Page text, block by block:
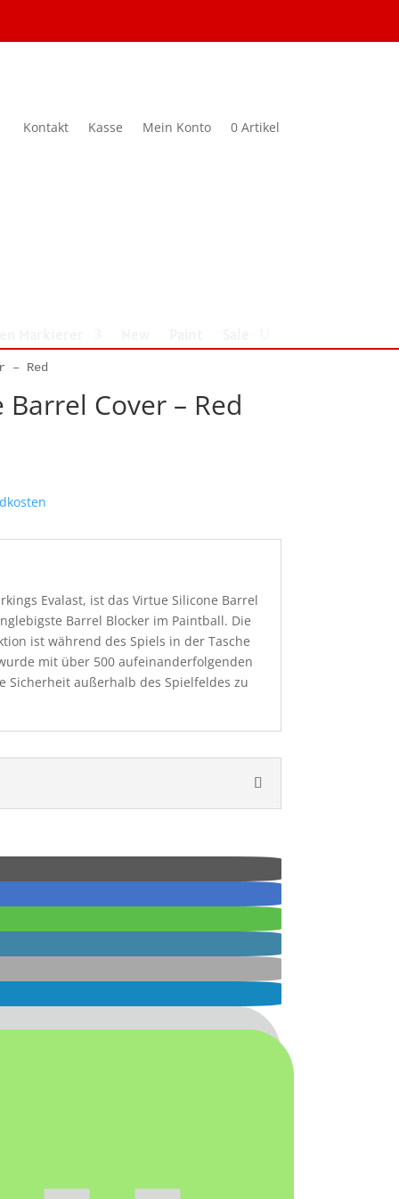
Kontakt Kasse Mein Konto 0 Artikel
– Red
Cover – Red
Evalast, ist das Virtue Silicone Barrel
Barrel Blocker im Paintball. Die
ist während des Spiels in der Tasche
mit über 500 aufeinanderfolgenden
Sicherheit außerhalb des Spielfeldes zu